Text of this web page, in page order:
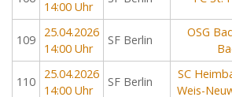
14:00 Uhr
109
25.04.2026
14:00 Uhr
SF Berlin
OSG
110
25.04.2026
14:00 Uhr
SF Berlin
SC
Weis-